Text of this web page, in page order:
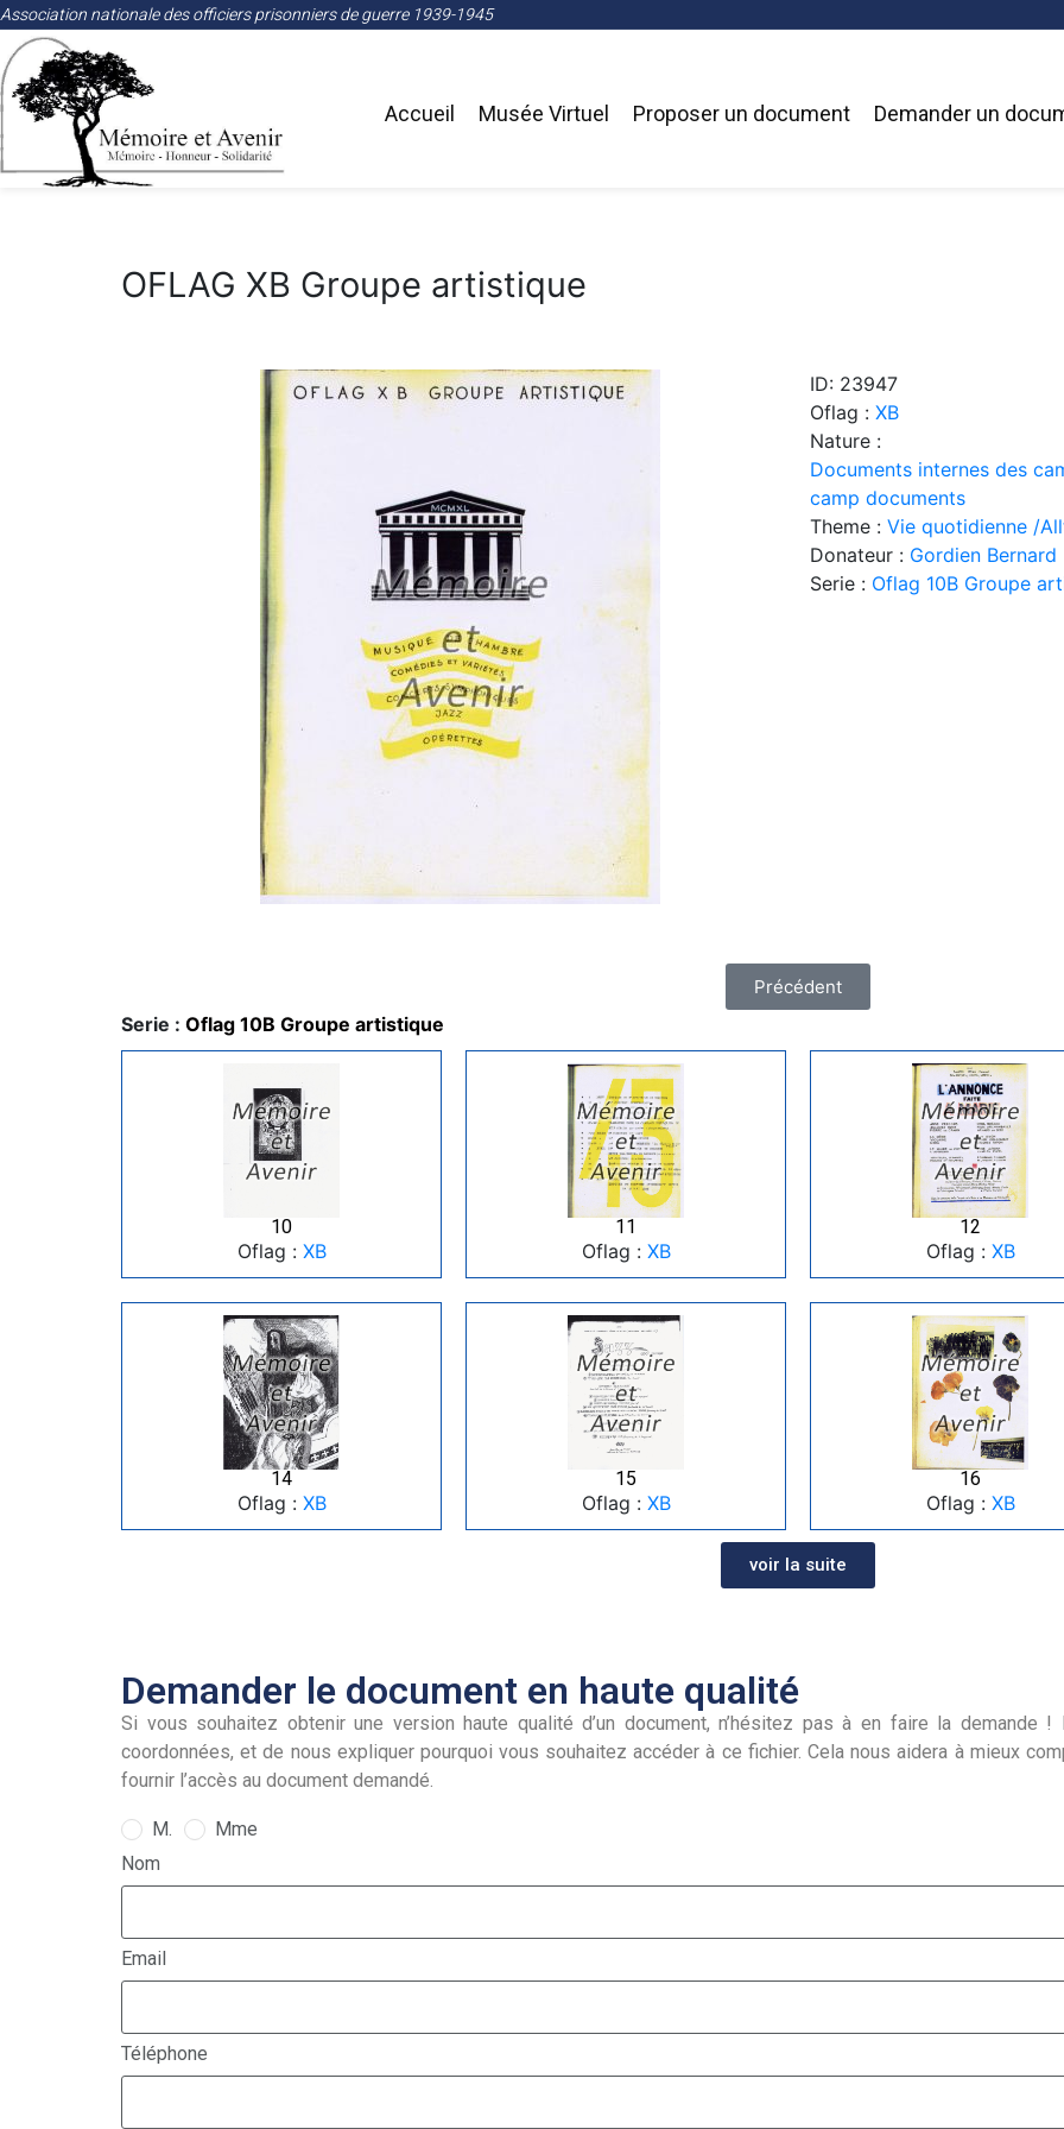
Association nationale des officiers prisonniers de guerre 1939-1945
Accueil Musée Virtuel Proposer un document Demander un
OFLAG XB Groupe artistique
ID: 23947
Oflag : XB
Nature :
Documents internes des
camp documents
Theme : Vie quotidienne /
Donateur : Gordien Bernard
Serie : Oflag 10B Groupe
Précédent
Serie : Oflag 10B Groupe artistique
10
Oflag : XB
11
Oflag : XB
12
Oflag : XB
14
Oflag : XB
15
Oflag : XB
16
Oflag : XB
voir la suite
Demander le document en haute qualité
Si vous souhaitez obtenir une version haute qualité d’un document, n’hésitez pas à en faire la
coordonnées, et de nous expliquer pourquoi vous souhaitez accéder à ce fichier. Cela nous aidera à mieux
fournir l’accès au document demandé.
M.
Mme
Nom
Email
Téléphone